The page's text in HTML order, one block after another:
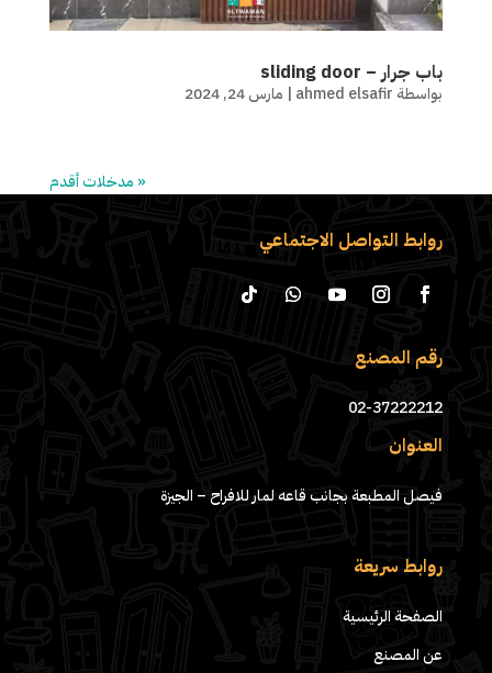
باب جرار – sliding door
بواسطة ahmed elsafir
| مارس 24, 2024
« مدخلات أقدم
روابط التواصل الاجتماعي
رقم المصنع
02-37222212
العنوان
فيصل المطبعة بجانب قاعه لمار للافراح – الجيزة
روابط سريعة
الصفحة الرئيسية
عن المصنع